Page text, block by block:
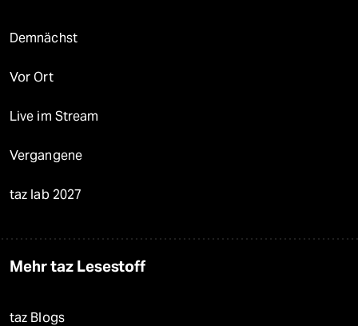
Demnächst
Vor Ort
Live im Stream
Vergangene
taz lab 2027
Mehr taz Lesestoff
taz Blogs